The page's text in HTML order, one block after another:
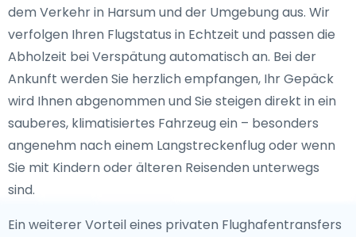
dem Verkehr in Harsum und der Umgebung aus. Wir
verfolgen Ihren Flugstatus in Echtzeit und passen die
Abholzeit bei Verspätung automatisch an. Bei der
Ankunft werden Sie herzlich empfangen, Ihr Gepäck
wird Ihnen abgenommen und Sie steigen direkt in ein
sauberes, klimatisiertes Fahrzeug ein – besonders
angenehm nach einem Langstreckenflug oder wenn
Sie mit Kindern oder älteren Reisenden unterwegs
sind.
Ein weiterer Vorteil eines privaten Flughafentransfers